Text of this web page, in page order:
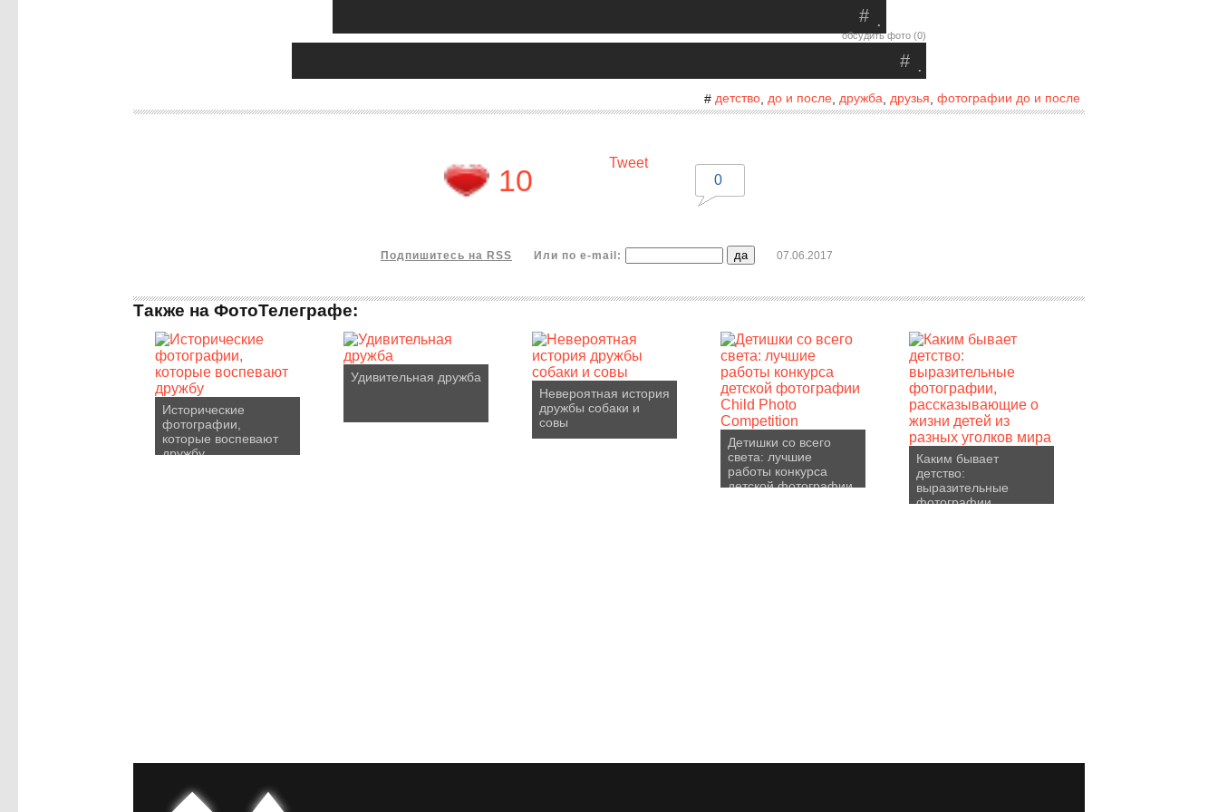
.
#
обсудить фото (0)
.
#
# детство до и после дружба друзья фотографии до и после
10
Tweet
0
Подпишитесь на RSS Или по e-mail: 07.06.2017
Также на ФотоТелеграфе:
Исторические
фотографии,
которые воспевают
дружбу
Удивительная дружба
Невероятная история
дружбы собаки и
совы
Детишки со всего
света: лучшие
работы конкурса
детской фотографии
Каким бывает
детство:
выразительные
фотографии,